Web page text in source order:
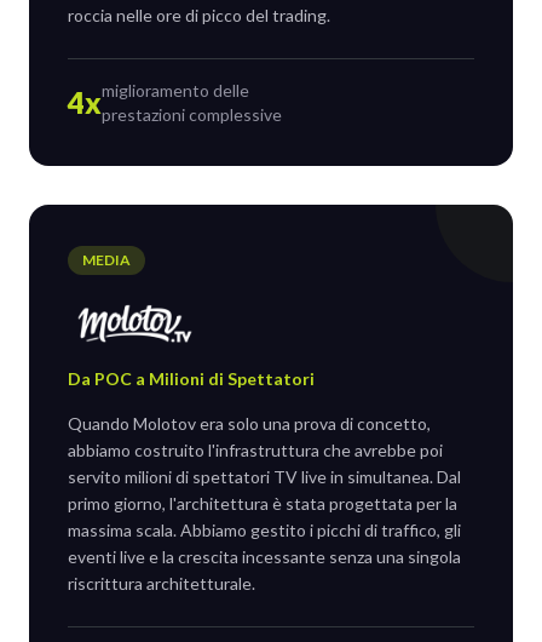
roccia nelle ore di picco del trading.
4xmiglioramento delle
prestazioni complessive
MEDIA
Da POC a Milioni di Spettatori
Quando Molotov era solo una prova di concetto,
abbiamo costruito l'infrastruttura che avrebbe poi
servito milioni di spettatori TV live in simultanea. Dal
primo giorno, l'architettura è stata progettata per la
massima scala. Abbiamo gestito i picchi di traffico, gli
eventi live e la crescita incessante senza una singola
riscrittura architetturale.